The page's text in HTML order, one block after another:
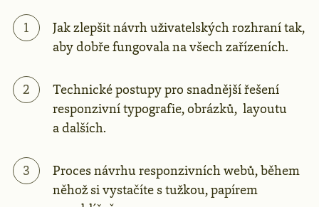
Jak zlepšit návrh uživatelských rozhraní tak,
aby dobře fungovala na všech zařízeních.
Technické postupy pro snadnější řešení
responzivní typografie, obrázků, layoutu
a dalších.
Proces návrhu responzivních webů, během
něhož si vystačíte s tužkou, papírem